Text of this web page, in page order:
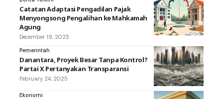
Catatan Adaptasi Pengadilan Pajak
Menyongsong Pengalihan ke Mahkamah
Agung
December 19, 2025
Pemerintah
Danantara, Proyek Besar Tanpa Kontrol?
Partai X Pertanyakan Transparansi
February 24, 2025
Ekonomi